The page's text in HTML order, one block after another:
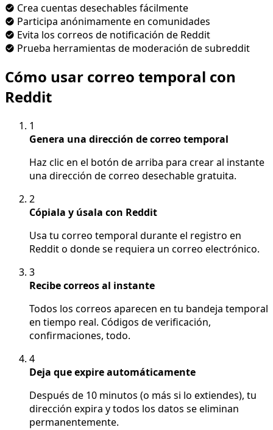
Crea cuentas desechables fácilmente
Participa anónimamente en comunidades
Evita los correos de notificación de Reddit
Prueba herramientas de moderación de subreddit
Cómo usar correo temporal con
Reddit
1
Genera una dirección de correo temporal
Haz clic en el botón de arriba para crear al instante
una dirección de correo desechable gratuita.
2
Cópiala y úsala con Reddit
Usa tu correo temporal durante el registro en
Reddit o donde se requiera un correo electrónico.
3
Recibe correos al instante
Todos los correos aparecen en tu bandeja temporal
en tiempo real. Códigos de verificación,
confirmaciones, todo.
4
Deja que expire automáticamente
Después de 10 minutos (o más si lo extiendes), tu
dirección expira y todos los datos se eliminan
permanentemente.